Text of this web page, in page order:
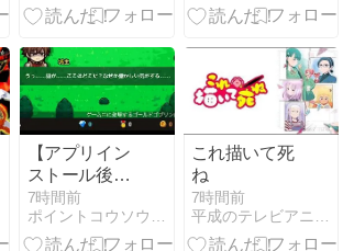
いの女児アニ
い
【アプリイン
ストール後、
起動】ポイン
トインカム無
料アプリ案
7時間前
ポイントコウソウエンジン！
これ描いて死
ね
7時間前
平成のテレビアニメ＆令和のテレビアニメ